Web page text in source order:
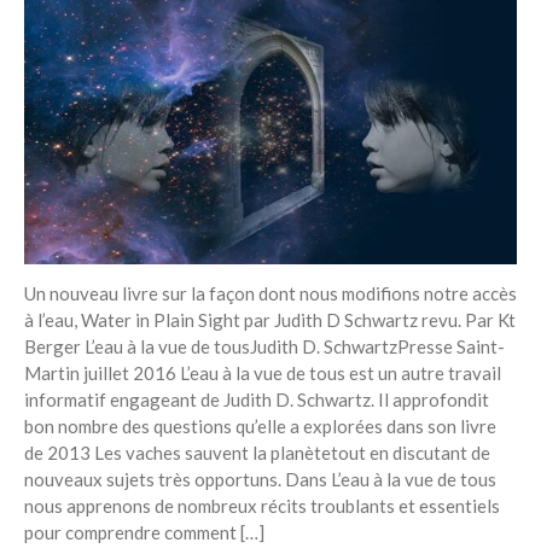
Un nouveau livre sur la façon dont nous modifions notre accès
à l’eau, Water in Plain Sight par Judith D Schwartz revu. Par Kt
Berger L’eau à la vue de tousJudith D. SchwartzPresse Saint-
Martin juillet 2016 L’eau à la vue de tous est un autre travail
informatif engageant de Judith D. Schwartz. Il approfondit
bon nombre des questions qu’elle a explorées dans son livre
de 2013 Les vaches sauvent la planètetout en discutant de
nouveaux sujets très opportuns. Dans L’eau à la vue de tous
nous apprenons de nombreux récits troublants et essentiels
pour comprendre comment […]